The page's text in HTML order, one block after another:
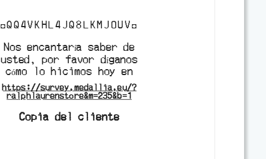
◘QQ4VKHL4JQ8LKMJOUV◘
Nos encantaría saber de
usted, por favor díganos
cómo lo hicimos hoy en
https://survey.medallia.eu/?
ralphlaurenstore&m=235&b=1
Copia del cliente